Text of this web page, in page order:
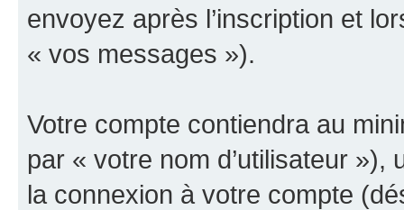
envoyez après l’inscription et
« vos messages »).
Votre compte contiendra au
par « votre nom d’utilisateur
la connexion à votre compte